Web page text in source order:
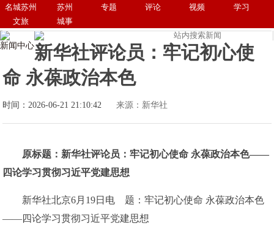
新闻中心
名城苏州 苏州 专题 评论 视频
学习
文旅
城事
新华社评论员：牢记初心使
命 永葆政治本色
时间：2026-06-21 21:10:42 来源：新华社
原标题：新华社评论员：牢记初心使命 永葆政治本色——
四论学习贯彻习近平党建思想
新华社北京6月19日电 题：牢记初心使命 永葆政治本色
——四论学习贯彻习近平党建思想